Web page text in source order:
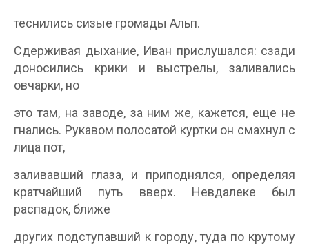
теснились сизые громады Альп.
Сдерживая дыхание, Иван прислушался: сзади
доносились крики и выстрелы, заливались
овчарки, но
это там, на заводе, за ним же, кажется, еще не
гнались. Рукавом полосатой куртки он смахнул с
лица пот,
заливавший глаза, и приподнялся, определяя
кратчайший путь вверх. Невдалеке был
распадок, ближе
других подступавший к городу, туда по крутому